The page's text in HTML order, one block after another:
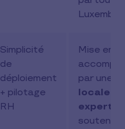
Simplicité
de
déploiement
+ pilotage
RH
Mise en
par une
locale
experts
soutenue